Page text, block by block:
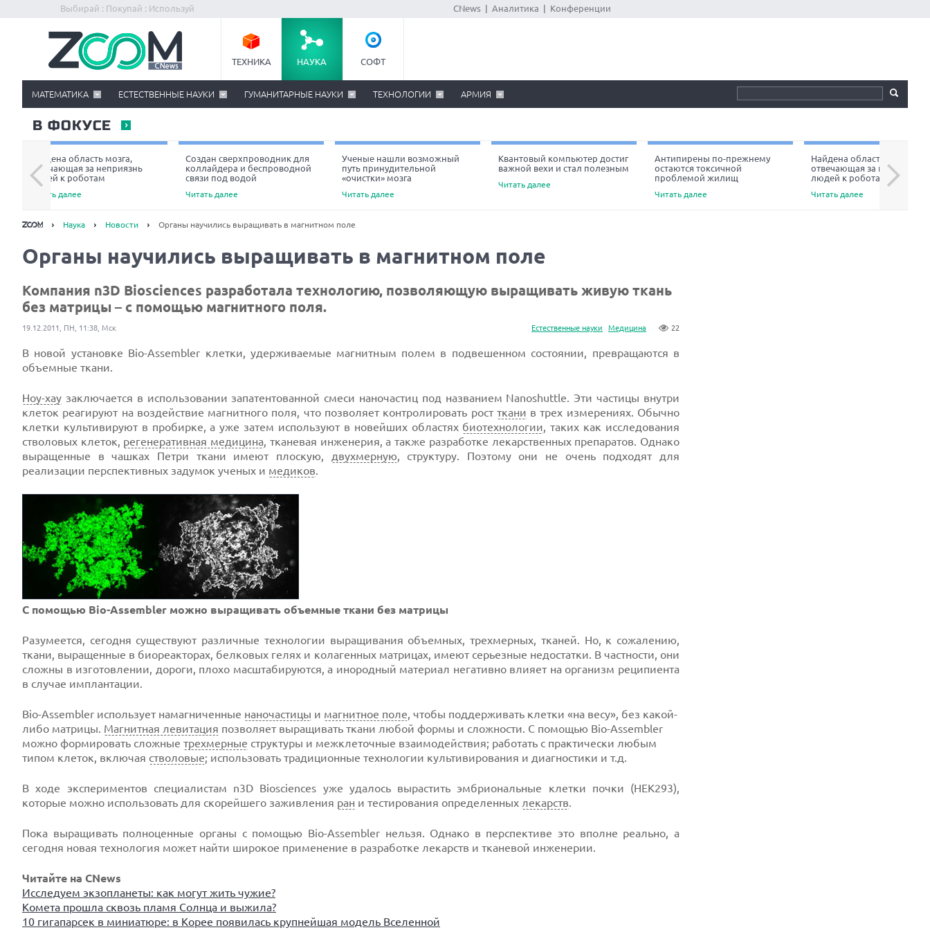
Выбирай : Покупай : Используй CNews Аналитика Конференции
ТЕХНИКА НАУКА СОФТ
МАТЕМАТИКА ЕСТЕСТВЕННЫЕ НАУКИ ГУМАНИТАРНЫЕ НАУКИ ТЕХНОЛОГИИ АРМИЯ
В ФОКУСЕ
Найдена область мозга,
отвечающая за неприязнь
людей к роботам
Читать далее
Создан сверхпроводник для
коллайдера и беспроводной
связи под водой
Читать далее
Ученые нашли возможный
путь принудительной
«очистки» мозга
Читать далее
Квантовый компьютер достиг
важной вехи и стал полезным
Читать далее
Антипирены по-прежнему
остаются токсичной
проблемой жилищ
Читать далее
Найдена область мозга,
отвечающая за неприязнь
людей к роботам
Читать далее
Next
Наука Новости Органы научились выращивать в магнитном поле
Органы научились выращивать в магнитном поле
Компания n3D Biosciences разработала технологию, позволяющую выращивать живую ткань
без матрицы – с помощью магнитного поля.
Естественные науки Медицина 22
19.12.2011, ПН, 11:38, Мск
В новой установке Bio-Assembler клетки, удерживаемые магнитным полем в подвешенном состоянии, превращаются в
объемные ткани.
Ноу-хау заключается в использовании запатентованной смеси наночастиц под названием Nanoshuttle. Эти частицы внутри
клеток реагируют на воздействие магнитного поля, что позволяет контролировать рост ткани в трех измерениях. Обычно
клетки культивируют в пробирке, а уже затем используют в новейших областях биотехнологии, таких как исследования
стволовых клеток, регенеративная медицина, тканевая инженерия, а также разработке лекарственных препаратов. Однако
выращенные в чашках Петри ткани имеют плоскую, двухмерную, структуру. Поэтому они не очень подходят для
реализации перспективных задумок ученых и медиков.
С помощью Bio-Assembler можно выращивать объемные ткани без матрицы
Разумеется, сегодня существуют различные технологии выращивания объемных, трехмерных, тканей. Но, к сожалению,
ткани, выращенные в биореакторах, белковых гелях и колагенных матрицах, имеют серьезные недостатки. В частности, они
сложны в изготовлении, дороги, плохо масштабируются, а инородный материал негативно влияет на организм реципиента
в случае имплантации.
Bio-Assembler использует намагниченные наночастицы и магнитное поле, чтобы поддерживать клетки «на весу», без какой-
либо матрицы. Магнитная левитация позволяет выращивать ткани любой формы и сложности. С помощью Bio-Assembler
можно формировать сложные трехмерные структуры и межклеточные взаимодействия; работать с практически любым
типом клеток, включая стволовые; использовать традиционные технологии культивирования и диагностики и т.д.
В ходе экспериментов специалистам n3D Biosciences уже удалось вырастить эмбриональные клетки почки (HEK293),
которые можно использовать для скорейшего заживления ран и тестирования определенных лекарств.
Пока выращивать полноценные органы с помощью Bio-Assembler нельзя. Однако в перспективе это вполне реально, а
сегодня новая технология может найти широкое применение в разработке лекарств и тканевой инженерии.
Читайте на CNews
Исследуем экзопланеты: как могут жить чужие?
Комета прошла сквозь пламя Солнца и выжила?
10 гигапарсек в миниатюре: в Корее появилась крупнейшая модель Вселенной